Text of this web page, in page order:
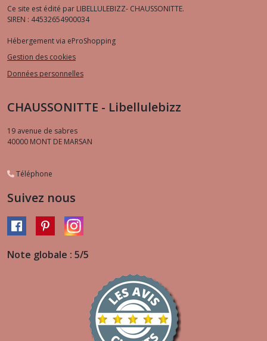
Ce site est édité par LIBELLULEBIZZ- CHAUSSONITTE.
SIREN : 44532654900034
Hébergement via eProShopping
Gestion des cookies
Données personnelles
CHAUSSONITTE - Libellulebizz
19 avenue de sabres
40000 MONT DE MARSAN
Téléphone
Suivez nous
Note globale : 5/5